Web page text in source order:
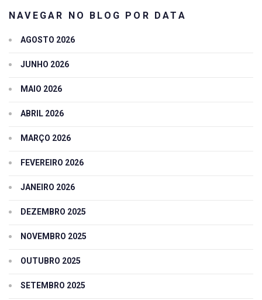
NAVEGAR NO BLOG POR DATA
AGOSTO 2026
JUNHO 2026
MAIO 2026
ABRIL 2026
MARÇO 2026
FEVEREIRO 2026
JANEIRO 2026
DEZEMBRO 2025
NOVEMBRO 2025
OUTUBRO 2025
SETEMBRO 2025